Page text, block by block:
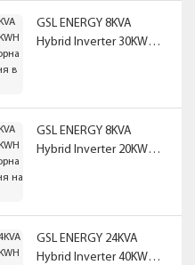
GSL ENERGY 8KVA
Hybrid Inverter 30KWH
GSL ENERGY 8KVA
Hybrid Inverter 20KWH
GSL ENERGY 24KVA
Hybrid Inverter 40KWH